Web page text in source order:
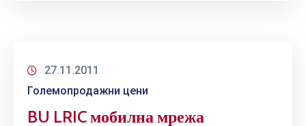
27.11.2011
Големопродажни цени
BU LRIC мобилна мрежа